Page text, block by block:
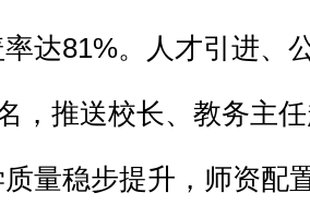
率达81%。人才引进、
，推送校长、教务主
量稳步提升，师资配